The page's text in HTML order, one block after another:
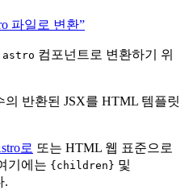
파일로 변환”
컴포넌트로 변환하기 위
반환된 JSX를 HTML 템플릿
로 또는 HTML 웹 표준으로
기에는 {children} 및
.